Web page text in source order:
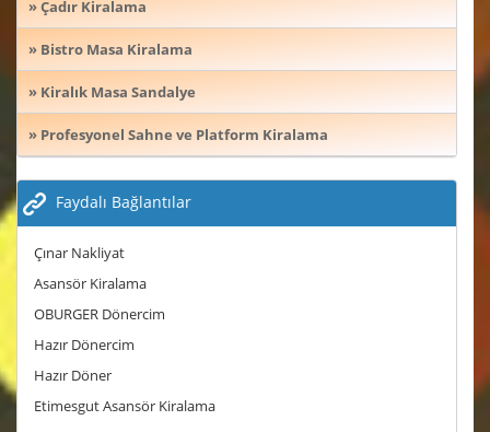
» Çadır Kiralama
» Bistro Masa Kiralama
» Kiralık Masa Sandalye
» Profesyonel Sahne ve Platform Kiralama
Faydalı Bağlantılar
Çınar Nakliyat
Asansör Kiralama
OBURGER Dönercim
Hazır Dönercim
Hazır Döner
Etimesgut Asansör Kiralama